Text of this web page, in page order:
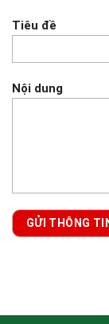
Tiêu đề
Nội dung